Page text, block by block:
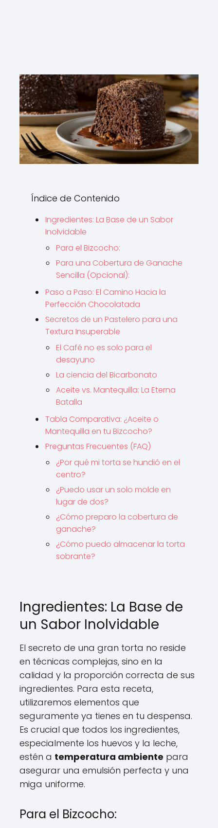
Índice de Contenido
Ingredientes: La Base de un Sabor
Inolvidable
Para el Bizcocho:
Para una Cobertura de Ganache
Sencilla (Opcional):
Paso a Paso: El Camino Hacia la
Perfección Chocolatada
Secretos de un Pastelero para una
Textura Insuperable
El Café no es solo para el
desayuno
La ciencia del Bicarbonato
Aceite vs. Mantequilla: La Eterna
Batalla
Tabla Comparativa: ¿Aceite o
Mantequilla en tu Bizcocho?
Preguntas Frecuentes (FAQ)
¿Por qué mi torta se hundió en el
centro?
¿Puedo usar un solo molde en
lugar de dos?
¿Cómo preparo la cobertura de
ganache?
¿Cómo puedo almacenar la torta
sobrante?
Ingredientes: La Base de
un Sabor Inolvidable
El secreto de una gran torta no reside
en técnicas complejas, sino en la
calidad y la proporción correcta de sus
ingredientes. Para esta receta,
utilizaremos elementos que
seguramente ya tienes en tu despensa.
Es crucial que todos los ingredientes,
especialmente los huevos y la leche,
estén a temperatura ambiente para
asegurar una emulsión perfecta y una
miga uniforme.
Para el Bizcocho: